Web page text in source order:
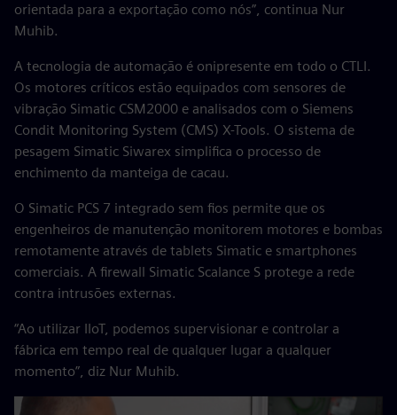
orientada para a exportação como nós”, continua Nur
Muhib.
A tecnologia de automação é onipresente em todo o CTLI.
Os motores críticos estão equipados com sensores de
vibração Simatic CSM2000 e analisados com o Siemens
Condit Monitoring System (CMS) X-Tools. O sistema de
pesagem Simatic Siwarex simplifica o processo de
enchimento da manteiga de cacau.
O Simatic PCS 7 integrado sem fios permite que os
engenheiros de manutenção monitorem motores e bombas
remotamente através de tablets Simatic e smartphones
comerciais. A firewall Simatic Scalance S protege a rede
contra intrusões externas.
“Ao utilizar IIoT, podemos supervisionar e controlar a
fábrica em tempo real de qualquer lugar a qualquer
momento”, diz Nur Muhib.